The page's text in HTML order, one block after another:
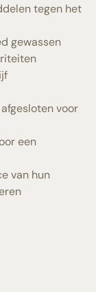
tegen het
gewassen
voor
een
van hun